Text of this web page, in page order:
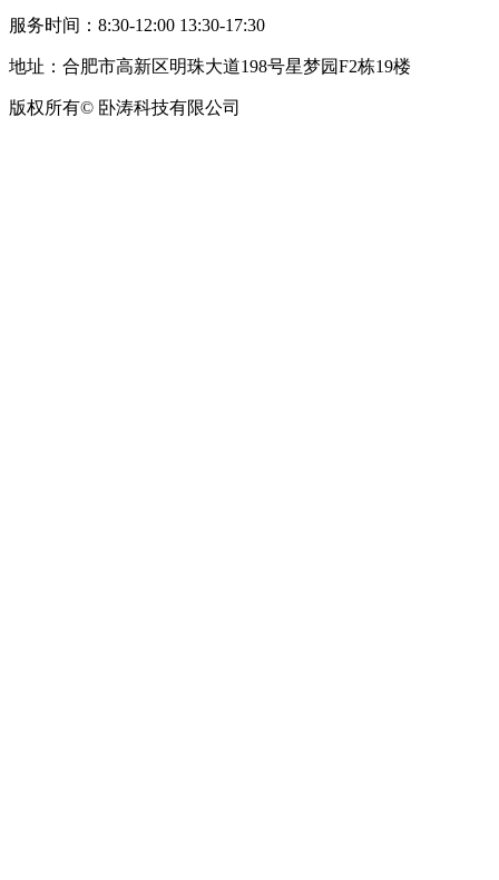
服务时间：8:30-12:00 13:30-17:30
地址：合肥市高新区明珠大道198号星梦园F2栋19楼
版权所有© 卧涛科技有限公司